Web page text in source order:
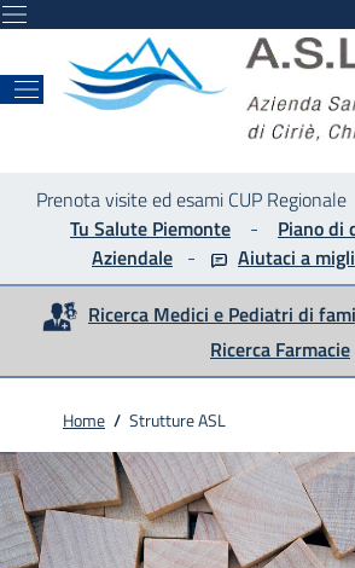
Prenota visite ed esami CUP Regionale
Tu Salute Piemonte - Piano di
Aziendale - Aiutaci a
Ricerca Medici e Pediatri di
Ricerca Farmacie
Home / Strutture ASL